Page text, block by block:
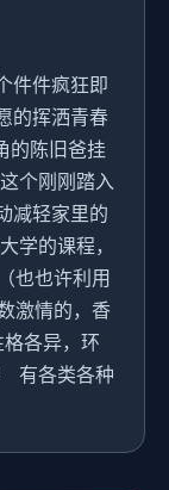
件件疯狂即
的挥洒青春
的陈旧爸挂
个刚刚踏入
减轻家里的
学的课程，
也也许利用
激情的，香
各异，环
有各类各种